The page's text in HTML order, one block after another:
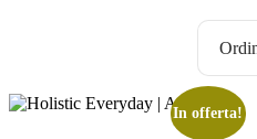
In offerta!